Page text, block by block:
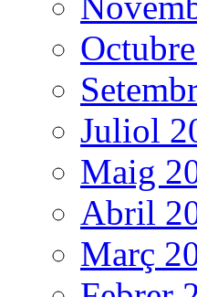
Juliol
Maig
Abril
Març